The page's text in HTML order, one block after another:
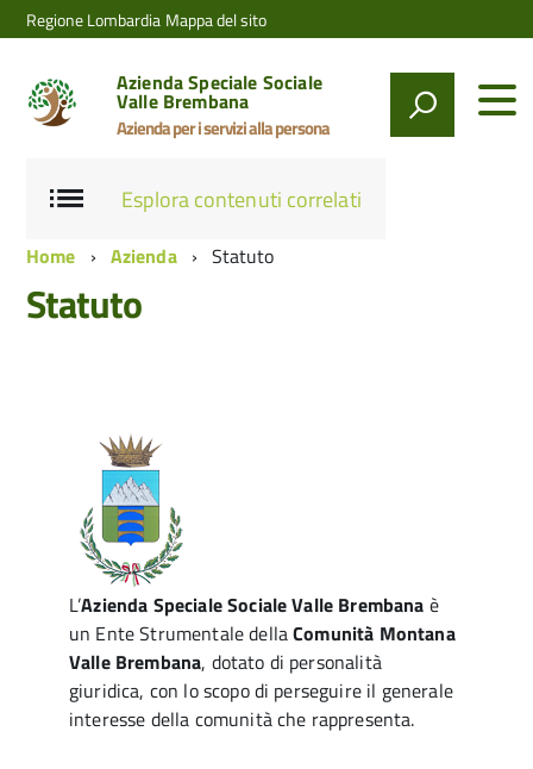
Regione Lombardia Mappa del sito
Azienda Speciale Sociale
Valle Brembana
Azienda per i servizi alla persona
Esplora contenuti correlati
Home Azienda Statuto
Statuto
L’Azienda Speciale Sociale Valle Brembana è
un Ente Strumentale dellaComunità Montana
Valle Brembana, dotato di personalità
giuridica, con lo scopo di perseguire il generale
interesse della comunità che rappresenta.